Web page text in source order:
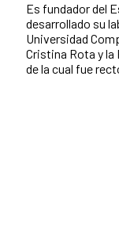
Es fundador del
desarrollado su
Universidad
Cristina Rota y la
de la cual fue